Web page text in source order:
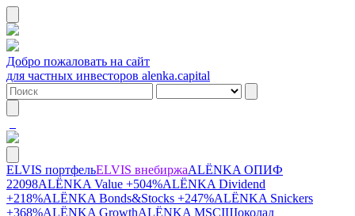
Добро пожаловать на сайт
для частных инвесторов alenka.capital
ELVIS портфельELVIS внебиржаALЁNKA ОПИФ
22098ALЁNKA Value +504%ALЁNKA Dividend
+218%ALЁNKA Bonds&Stocks +247%ALЁNKA Snickers
+368%ALЁNKA GrowthALЁNKA MSCIШоколад